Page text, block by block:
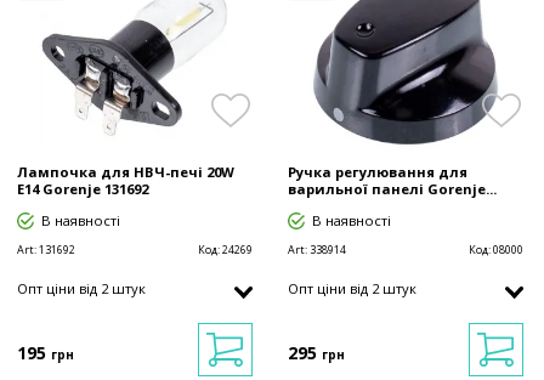
Лампочка для НВЧ-печі 20W
E14 Gorenje 131692
В наявності
Art:131692 Код:24269
Опт ціни від 2 штук
195 грн
Ручка регулювання для
варильної панелі Gorenje...
В наявності
Art: 338914 Код:08000
Опт ціни від 2 штук
295 грн